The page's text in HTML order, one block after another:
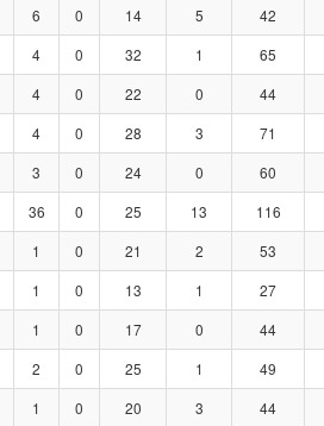
6 0 14 5 42
4 0 32 1 65
4 0 22 0 44
4 0 28 3 71
3 0 24 0 60
36 0 25 13 116
1 0 21 2 53
1 0 13 1 27
1 0 17 0 44
2 0 25 1 49
1 0 20 3 44